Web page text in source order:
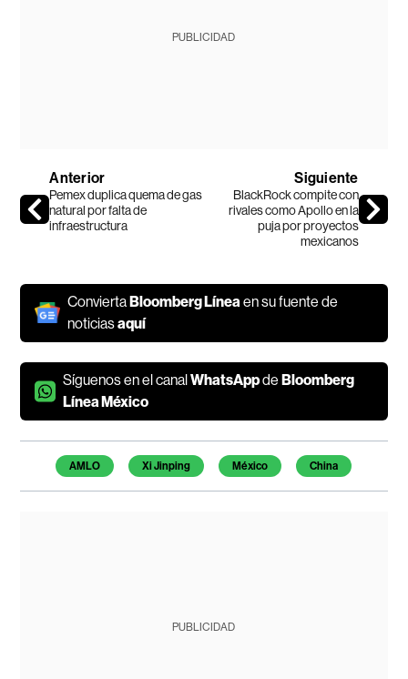
PUBLICIDAD
Anterior
Pemex duplica quema de gas
natural por falta de
infraestructura
Siguiente
BlackRock compite con
rivales como Apollo en la
puja por proyectos
mexicanos
ConviertaBloomberg Línea en su fuente de
noticiasaquí
Síguenos en el canalWhatsAppdeBloomberg
Línea México
Temas de este artículo
AMLO Xi Jinping México China
PUBLICIDAD